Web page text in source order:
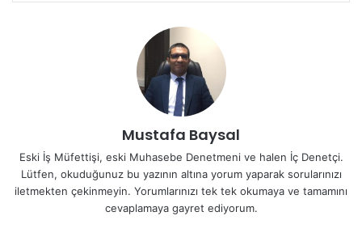
Mustafa Baysal
Eski İş Müfettişi, eski Muhasebe Denetmeni ve halen İç Denetçi.
Lütfen, okuduğunuz bu yazının altına yorum yaparak sorularınızı
iletmekten çekinmeyin. Yorumlarınızı tek tek okumaya ve tamamını
cevaplamaya gayret ediyorum.